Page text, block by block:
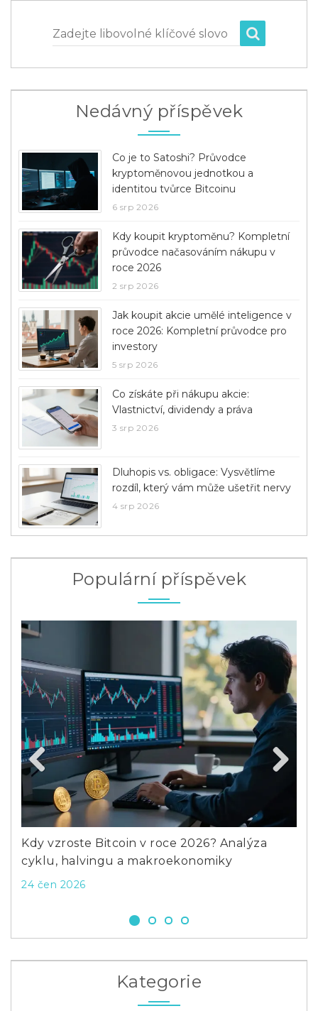
Zadejte libovolné klíčové slovo
Nedávný příspěvek
Co je to Satoshi? Průvodce
kryptoměnovou jednotkou a
identitou tvůrce Bitcoinu
6 srp 2026
Kdy koupit kryptoměnu? Kompletní
průvodce načasováním nákupu v
roce 2026
2 srp 2026
Jak koupit akcie umělé inteligence v
roce 2026: Kompletní průvodce pro
investory
5 srp 2026
Co získáte při nákupu akcie:
Vlastnictví, dividendy a práva
3 srp 2026
Dluhopis vs. obligace: Vysvětlíme
rozdíl, který vám může ušetřit nervy
4 srp 2026
Populární příspěvek
Kdy vzroste Bitcoin v roce 2026? Analýza
cyklu, halvingu a makroekonomiky
24 čen 2026
Previous
Kategorie